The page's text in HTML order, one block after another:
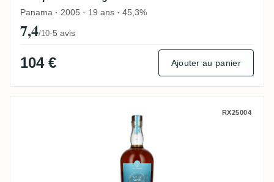
Panama · 2005 · 19 ans · 45,3%
7,4/10·5 avis
104 € Ajouter au panier
Ron Dos Mares Distillery Hacienda San
RX25004